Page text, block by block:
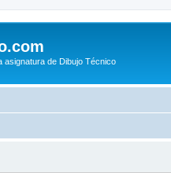
asignatura de Dibujo Técnico